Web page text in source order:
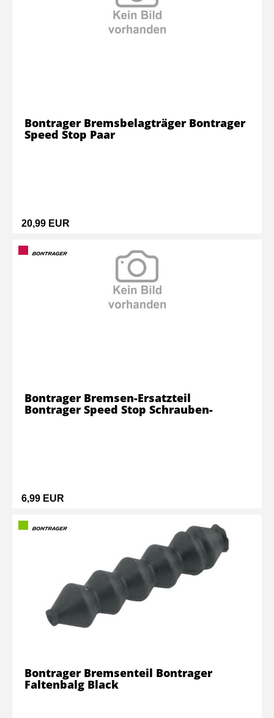
20,99 EUR
Bontrager Bremsbelagträger Bontrager
Speed Stop Paar
6,99 EUR
Bontrager Bremsen-Ersatzteil
Bontrager Speed Stop Schrauben-
Bontrager Bremsenteil Bontrager
Faltenbalg Black